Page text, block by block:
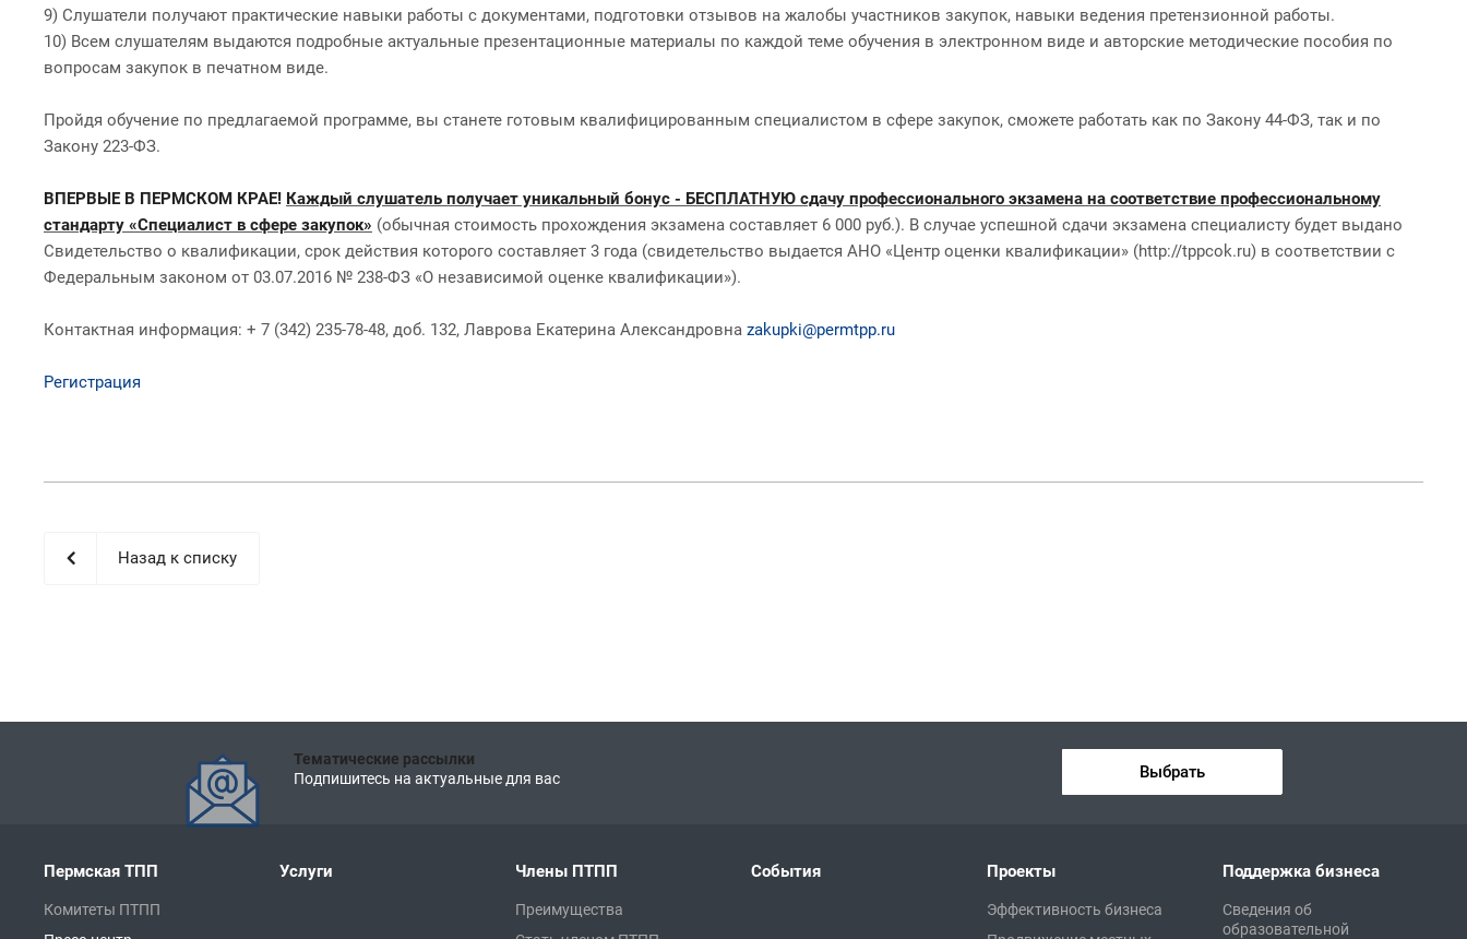
9) Слушатели получают практические навыки работы с документами, подготовки отзывов на жалобы участников закупок, навыки ведения претензионной работы.
10) Всем слушателям выдаются подробные актуальные презентационные материалы по каждой теме обучения в электронном виде и авторские методические пособия по
вопросам закупок в печатном виде.
Пройдя обучение по предлагаемой программе, вы станете готовым квалифицированным специалистом в сфере закупок, сможете работать как по Закону 44-ФЗ, так и по
Закону 223-ФЗ.
ВПЕРВЫЕ В ПЕРМСКОМ КРАЕ! Каждый слушатель получает уникальный бонус - БЕСПЛАТНУЮ сдачу профессионального экзамена на соответствие профессиональному
стандарту «Специалист в сфере закупок» (обычная стоимость прохождения экзамена составляет 6 000 руб.). В случае успешной сдачи экзамена специалисту будет выдано
Свидетельство о квалификации, срок действия которого составляет 3 года (свидетельство выдается АНО «Центр оценки квалификации» (http://tppcok.ru) в соответствии с
Федеральным законом от 03.07.2016 № 238-ФЗ «О независимой оценке квалификации»).
Контактная информация: + 7 (342) 235-78-48, доб. 132, Лаврова Екатерина Александровна zakupki@permtpp.ru
Регистрация
Назад к списку
Тематические рассылки
Подпишитесь на актуальные для вас
Выбрать
Пермская ТПП
Комитеты ПТПП
Услуги Члены ПТПП
Преимущества
События Проекты
Эффективность бизнеса
Поддержка бизнеса
Сведения об
образовательной